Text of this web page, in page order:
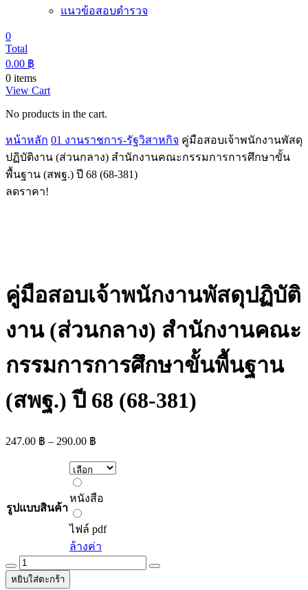
แนวข้อสอบตำรวจ
0
Total
0.00 ฿
0 items
View Cart
No products in the cart.
หน้าหลัก 01 งานราชการ-รัฐวิสาหกิจ คู่มือสอบเจ้าพนักงานพัสดุ
ปฏิบัติงาน (ส่วนกลาง) สำนักงานคณะกรรมการการศึกษาขั้น
พื้นฐาน (สพฐ.) ปี 68 (68-381)
ลดราคา!
คู่มือสอบเจ้าพนักงานพัสดุปฏิบัติ
งาน (ส่วนกลาง) สำนักงานคณะ
กรรมการการศึกษาขั้นพื้นฐาน
(สพฐ.) ปี 68 (68-381)
247.00 ฿ – 290.00 ฿
247.00 ฿
290.00 ฿
รูปแบบสินค้า
หนังสือ
หนังสือ
ไฟล์
pdf
ไฟล์ pdf
ล้างค่า
คู่มือ
สอบ
หยิบใส่ตะกร้า